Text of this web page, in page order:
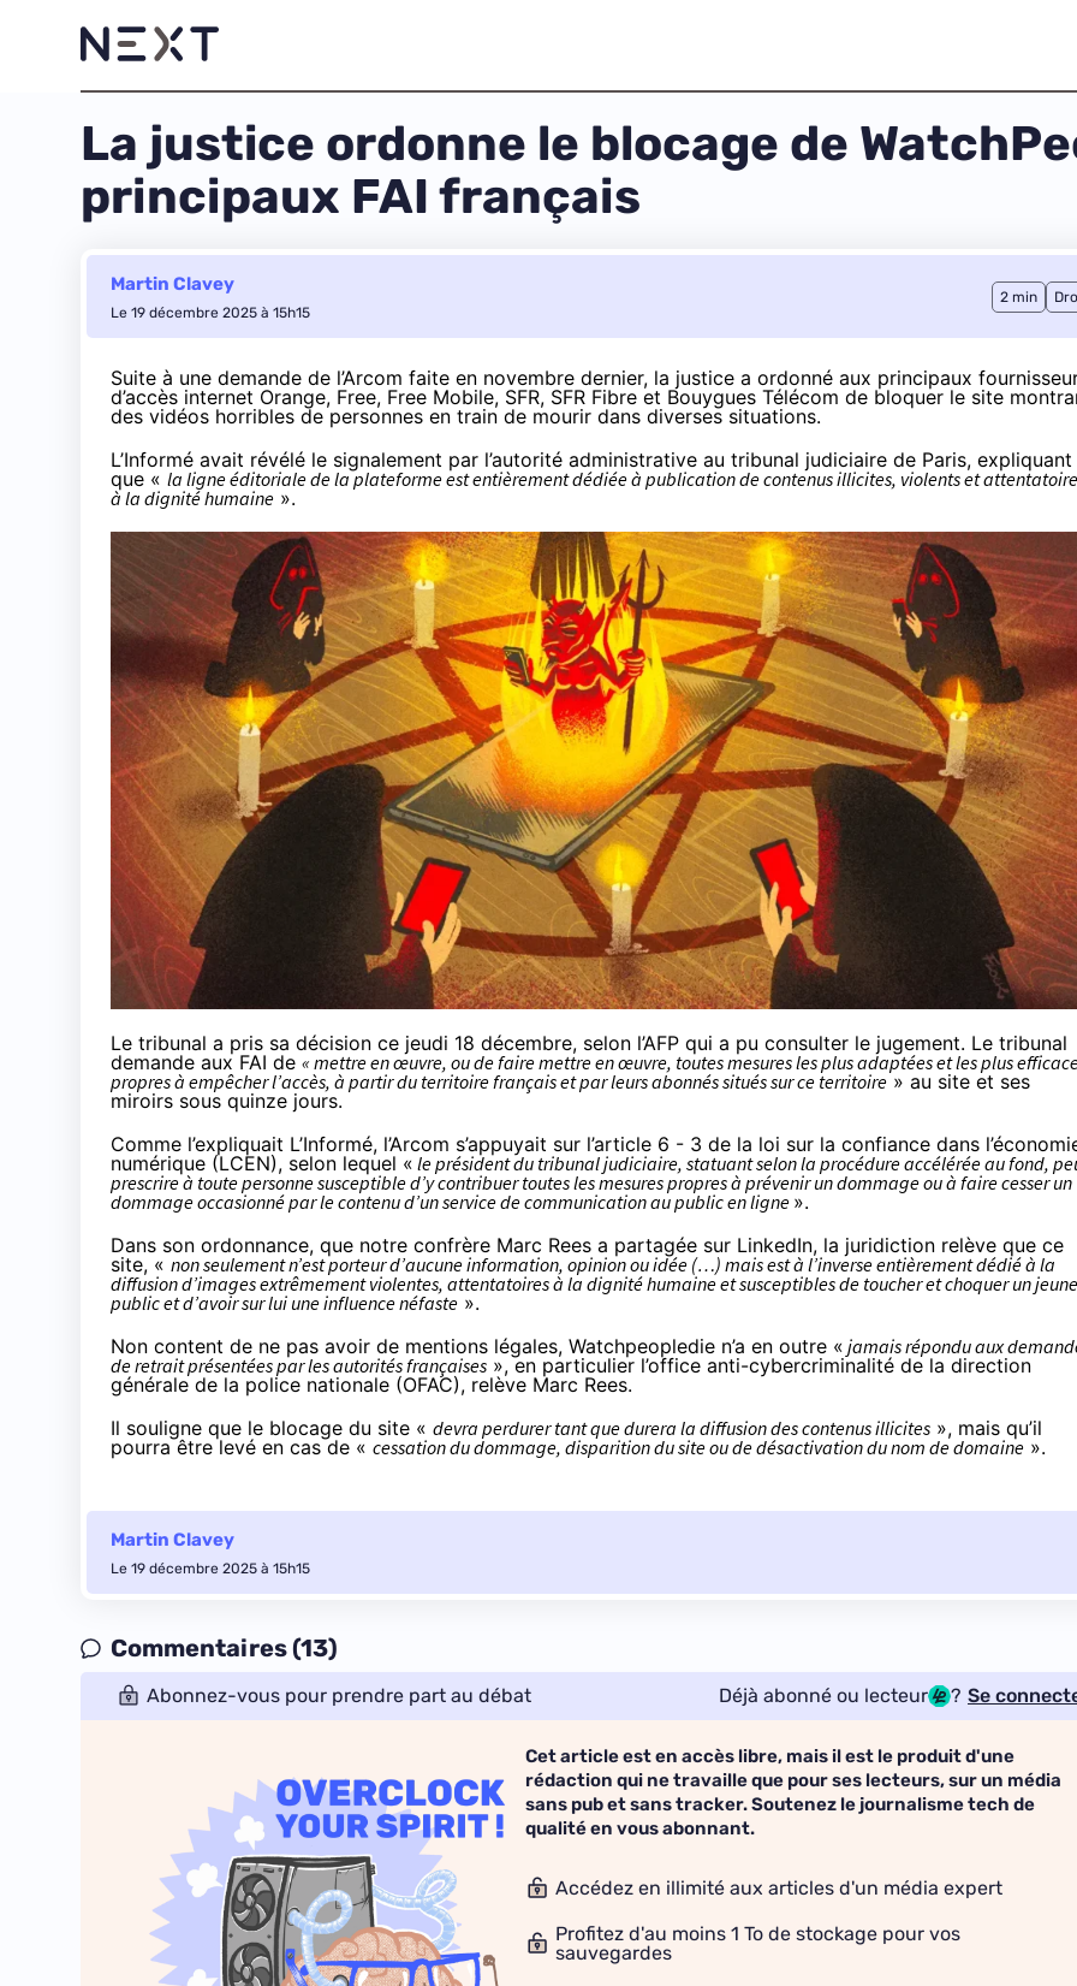
La justice ordonne le blocage de
principaux FAI français
Martin Clavey
Le 19 décembre 2025 à 15h15
2 min
Suite à une demande de l’Arcom faite en novembre dernier, la justice a ordonné aux principaux
d’accès internet Orange, Free, Free Mobile, SFR, SFR Fibre et Bouygues Télécom de bloquer le site
des vidéos horribles de personnes en train de mourir dans diverses situations.
L’Informé avait révélé le signalement par l’autorité administrative au tribunal judiciaire de Paris, expliquant
que « la ligne éditoriale de la plateforme est entièrement dédiée à publication de contenus illicites, violents et
à la dignité humaine ».
Le tribunal a pris sa décision ce jeudi 18 décembre, selon l’AFP qui a pu consulter le jugement. Le tribunal
demande aux FAI de « mettre en œuvre, ou de faire mettre en œuvre, toutes mesures les plus adaptées et les plus
propres à empêcher l’accès, à partir du territoire français et par leurs abonnés situés sur ce territoire » au site et ses
miroirs sous quinze jours.
Comme l’expliquait L’Informé, l’Arcom s’appuyait sur l’article 6 - 3 de la loi sur la confiance dans
numérique (LCEN), selon lequel « le président du tribunal judiciaire, statuant selon la procédure accélérée au fond,
prescrire à toute personne susceptible d’y contribuer toutes les mesures propres à prévenir un dommage ou à faire cesser un
dommage occasionné par le contenu d’un service de communication au public en ligne ».
Dans son ordonnance, que notre confrère Marc Rees a partagée sur LinkedIn, la juridiction relève que ce
site, « non seulement n’est porteur d’aucune information, opinion ou idée (…) mais est à l’inverse entièrement dédié à la
diffusion d’images extrêmement violentes, attentatoires à la dignité humaine et susceptibles de toucher et choquer un jeune
public et d’avoir sur lui une influence néfaste ».
Non content de ne pas avoir de mentions légales, Watchpeopledie n’a en outre « jamais répondu aux
de retrait présentées par les autorités françaises », en particulier l’office anti-cybercriminalité de la direction
générale de la police nationale (OFAC), relève Marc Rees.
Il souligne que le blocage du site « devra perdurer tant que durera la diffusion des contenus illicites », mais qu’il
pourra être levé en cas de « cessation du dommage, disparition du site ou de désactivation du nom de domaine ».
Martin Clavey
Le 19 décembre 2025 à 15h15
Commentaires (13)
Abonnez-vous pour prendre part au débat Déjà abonné ou lecteur ? Se
Cet article est en accès libre, mais il est le produit d'une
rédaction qui ne travaille que pour ses lecteurs, sur un média
sans pub et sans tracker. Soutenez le journalisme tech de
qualité en vous abonnant.
Accédez en illimité aux articles d'un média expert
Profitez d'au moins 1 To de stockage pour vos
sauvegardes